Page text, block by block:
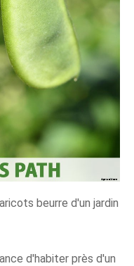
beurre d'un jardin
d'habiter près d'un